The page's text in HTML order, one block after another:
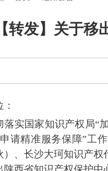
【转发】关于
落实国家知识产权局“
请精准服务保障”工
）、长沙大珂知识产